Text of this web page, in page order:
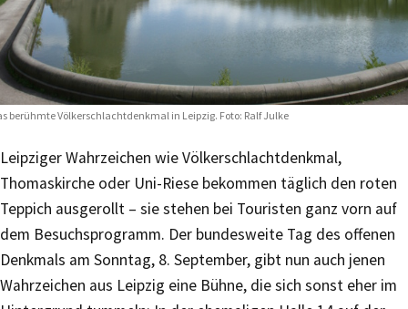
berühmte Völkerschlachtdenkmal in Leipzig. Foto: Ralf Julke
Leipziger Wahrzeichen wie Völkerschlachtdenkmal,
Thomaskirche oder Uni-Riese bekommen täglich den roten
Teppich ausgerollt – sie stehen bei Touristen ganz vorn auf
dem Besuchsprogramm. Der bundesweite Tag des offenen
Denkmals am Sonntag, 8. September, gibt nun auch jenen
Wahrzeichen aus Leipzig eine Bühne, die sich sonst eher im